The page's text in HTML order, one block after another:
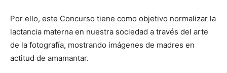
Por ello, este Concurso tiene como objetivo normalizar la
lactancia materna en nuestra sociedad a través del arte
de la fotografía, mostrando imágenes de madres en
actitud de amamantar.